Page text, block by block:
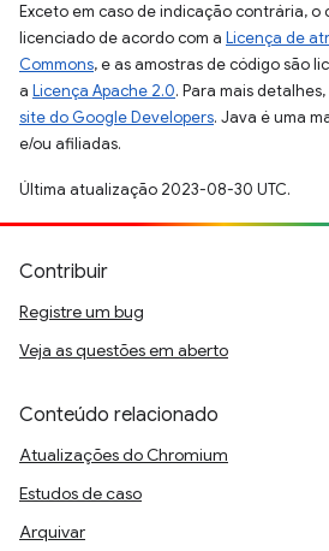
Exceto em caso de indicação contrária,
licenciado de acordo com a Licença de
Commons, e as amostras de código são
a Licença Apache 2.0. Para mais
site do Google Developers. Java é uma
e/ou afiliadas.
Última atualização 2023-08-30 UTC.
Contribuir
Registre um bug
Veja as questões em aberto
Conteúdo relacionado
Atualizações do Chromium
Estudos de caso
Arquivar